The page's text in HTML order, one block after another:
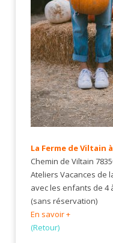
La Ferme de Viltain
Chemin de Viltain
Ateliers Vacances de
avec les enfants de 4
(sans réservation)
En savoir +
(Retour)